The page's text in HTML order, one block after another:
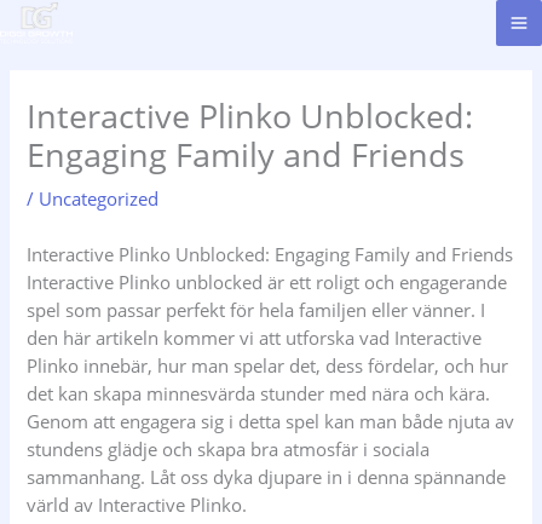
Skip
Interactive Plinko Unblocked:
Engaging Family and Friends
/ Uncategorized
Interactive Plinko Unblocked: Engaging Family and Friends
Interactive Plinko unblocked är ett roligt och engagerande
spel som passar perfekt för hela familjen eller vänner. I
den här artikeln kommer vi att utforska vad Interactive
Plinko innebär, hur man spelar det, dess fördelar, och hur
det kan skapa minnesvärda stunder med nära och kära.
Genom att engagera sig i detta spel kan man både njuta av
stundens glädje och skapa bra atmosfär i sociala
sammanhang. Låt oss dyka djupare in i denna spännande
värld av Interactive Plinko.